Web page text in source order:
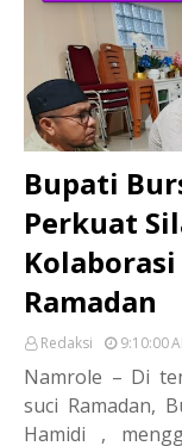
Bupati
Perkuat
Ramadan
Redaksi 9:10:00
Namrole – Di
suci Ramadan,
Hamidi ,